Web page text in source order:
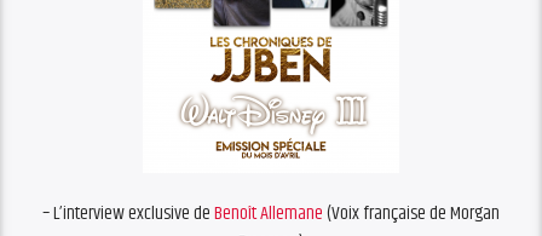
– L’interview exclusive deBenoît Allemane(Voix française de Morgan